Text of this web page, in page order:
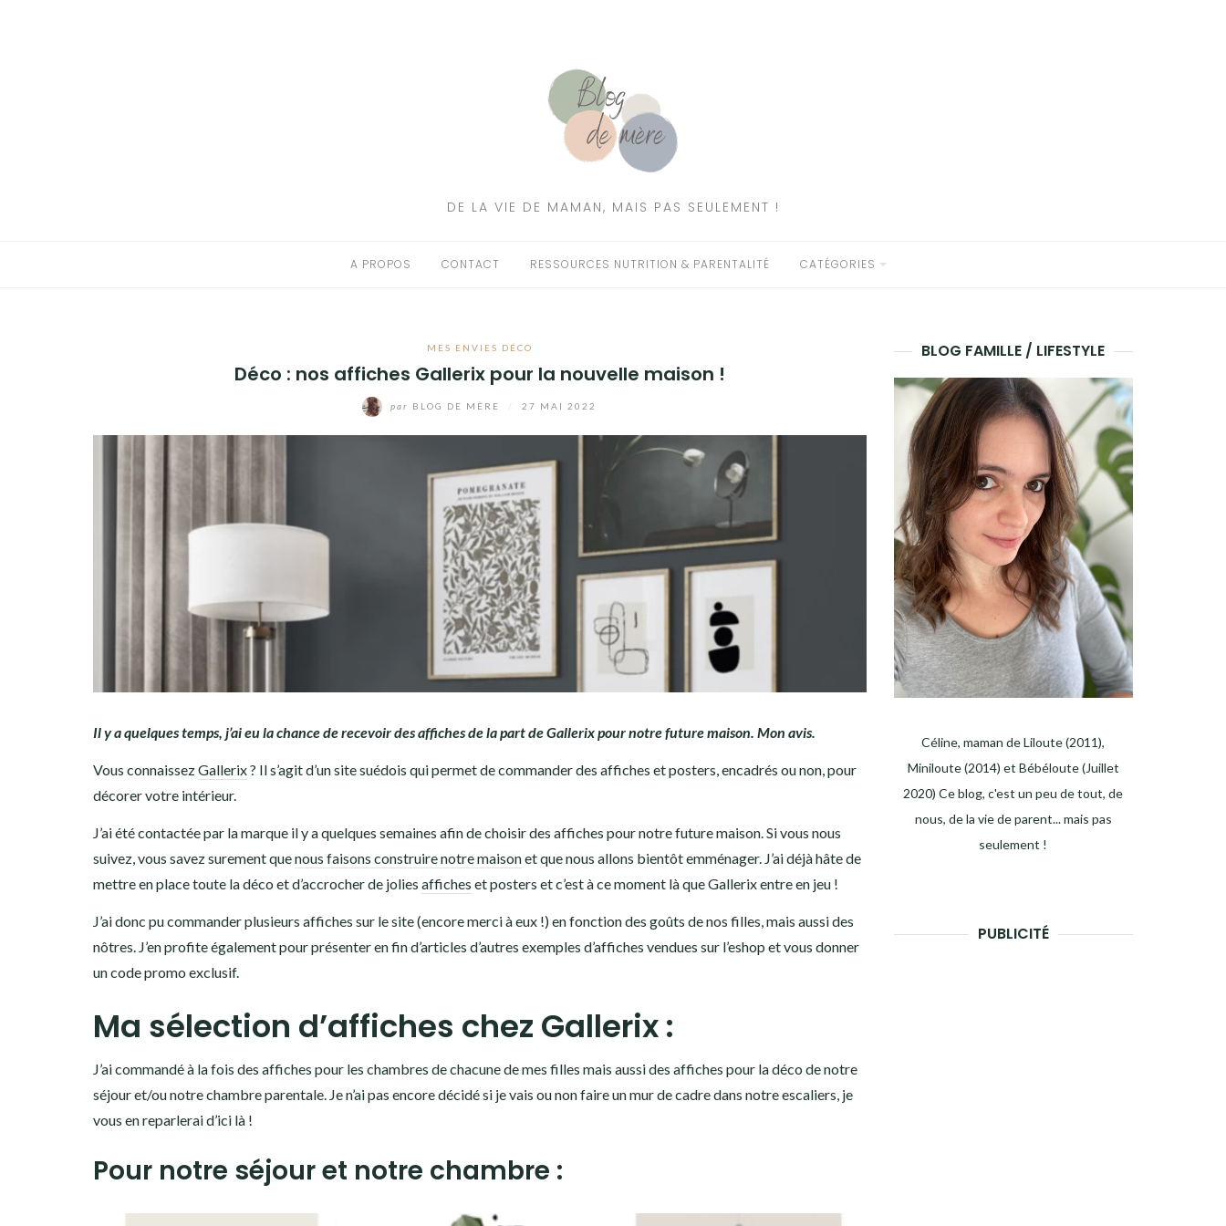
DE LA VIE DE MAMAN, MAIS PAS SEULEMENT !
A PROPOS CONTACT RESSOURCES NUTRITION & PARENTALITÉ CATÉGORIES
MES ENVIES DÉCO
Déco : nos affiches Gallerix pour la nouvelle maison !
par BLOG DE MÈRE 27 MAI 2022
Il y a quelques temps, j’ai eu la chance de recevoir des affiches de la part de Gallerix pour notre future maison. Mon avis.
Vous connaissezGallerix? Il s’agit d’un site suédois qui permet de commander des affiches et posters, encadrés ou non, pour
décorer votre intérieur.
J’ai été contactée par la marque il y a quelques semaines afin de choisir des affiches pour notre future maison. Si vous nous
suivez, vous savez surement quenous faisons construire notre maisonet que nous allons bientôt emménager. J’ai déjà hâte de
mettre en place toute la déco et d’accrocher de jolies affiches et posters et c’est à ce moment là que Gallerix entre en jeu !
J’ai donc pu commander plusieurs affiches sur le site (encore merci à eux !) en fonction des goûts de nos filles, mais aussi des
nôtres. J’en profite également pour présenter en fin d’articles d’autres exemples d’affiches vendues sur l’eshop et vous donner
un code promo exclusif.
Ma sélection d’affiches chez Gallerix :
J’ai commandé à la fois des affiches pour les chambres de chacune de mes filles mais aussi des affiches pour la déco de notre
séjour et/ou notre chambre parentale. Je n’ai pas encore décidé si je vais ou non faire un mur de cadre dans notre escaliers, je
vous en reparlerai d’ici là !
Pour notre séjour et notre chambre :
BLOG FAMILLE / LIFESTYLE
Céline, maman de Liloute (2011),
Miniloute (2014) et Bébéloute (Juillet
2020) Ce blog, c'est un peu de tout, de
nous, de la vie de parent... mais pas
seulement !
PUBLICITÉ